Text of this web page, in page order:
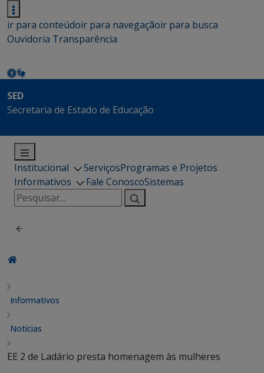
ir para conteúdoir para navegaçãoir para busca
Ouvidoria Transparência
SED
Secretaria de Estado de Educação
Institucional ServiçosProgramas e Projetos
Informativos
Fale ConoscoSistemas
Pesquisar
por:
Informativos
Notícias
EE 2 de Ladário presta homenagem às mulheres